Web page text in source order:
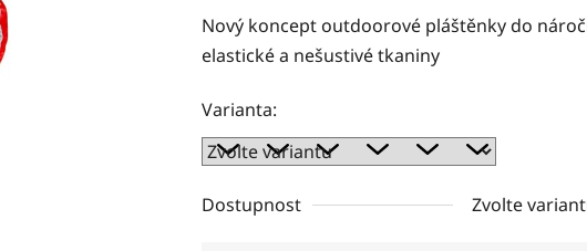
je
0,0
5
hvězdiček.
Nový koncept outdoorové pláštěnky do
elastické a nešustivé tkaniny
Varianta:
Dostupnost Zvolte